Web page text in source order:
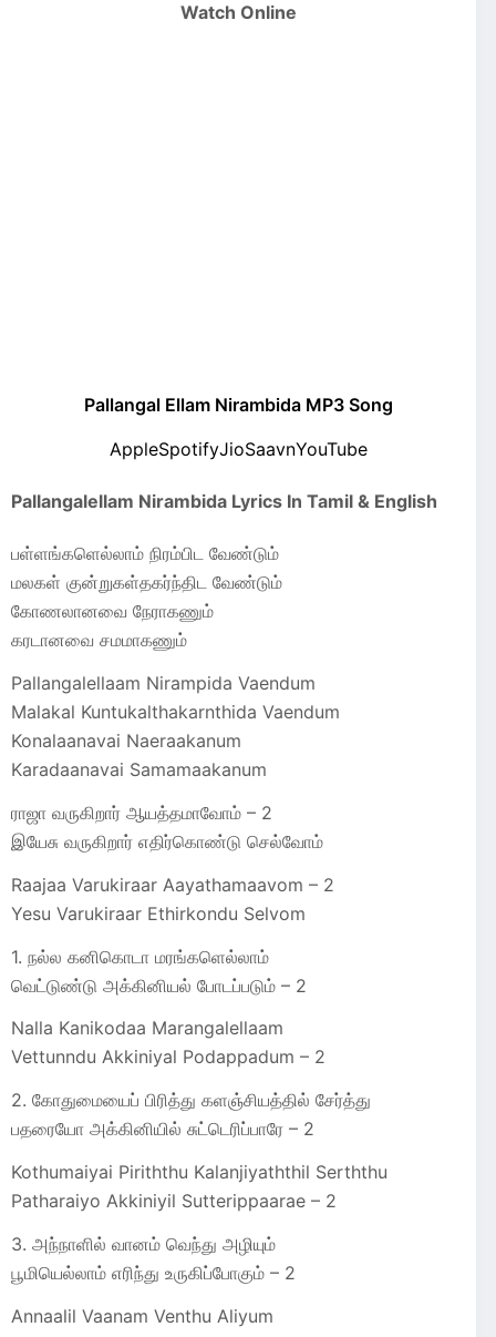
Watch Online
Pallangal Ellam Nirambida MP3 Song
AppleSpotifyJioSaavnYouTube
Pallangalellam Nirambida Lyrics In Tamil & English
பள்ளங்களெல்லாம் நிரம்பிட வேண்டும்
மலகள் குன்றுகள்தகர்ந்திட வேண்டும்
கோணலானவை நேராகணும்
கரடானவை சமமாகணும்
Pallangalellaam Nirampida Vaendum
Malakal Kuntukalthakarnthida Vaendum
Konalaanavai Naeraakanum
Karadaanavai Samamaakanum
ராஜா வருகிறார் ஆயத்தமாவோம் – 2
இயேசு வருகிறார் எதிர்கொண்டு செல்வோம்
Raajaa Varukiraar Aayathamaavom – 2
Yesu Varukiraar Ethirkondu Selvom
1. நல்ல கனிகொடா மரங்களெல்லாம்
வெட்டுண்டு அக்கினியல் போடப்படும் – 2
Nalla Kanikodaa Marangalellaam
Vettunndu Akkiniyal Podappadum – 2
2. கோதுமையைப் பிரித்து களஞ்சியத்தில் சேர்த்து
பதரையோ அக்கினியில் சுட்டெரிப்பாரே – 2
Kothumaiyai Piriththu Kalanjiyaththil Serththu
Patharaiyo Akkiniyil Sutterippaarae – 2
3. அந்நாளில் வானம் வெந்து அழியும்
பூமியெல்லாம் எரிந்து உருகிப்போகும் – 2
Annaalil Vaanam Venthu Aliyum